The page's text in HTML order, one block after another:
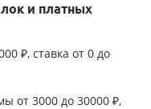
и платных
₽, ставка от 0 до
от 3000 до 30000 ₽,